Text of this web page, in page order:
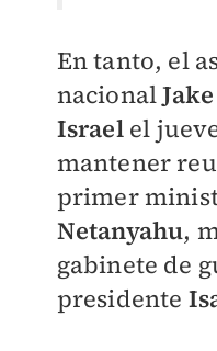
En tanto, el
nacional
Israel el
mantener
primer
Netanyahu,
gabinete de
presidente